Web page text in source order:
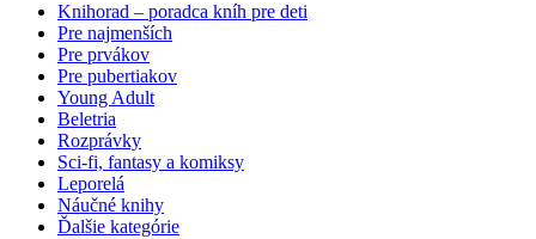
Knihorad – poradca kníh pre deti
Pre najmenších
Pre prvákov
Pre pubertiakov
Young Adult
Beletria
Rozprávky
Sci-fi, fantasy a komiksy
Leporelá
Náučné knihy
Ďalšie kategórie